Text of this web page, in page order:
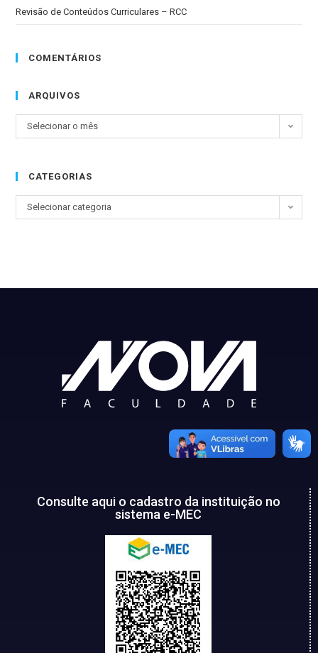
Revisão de Conteúdos Curriculares – RCC
COMENTÁRIOS
ARQUIVOS
Selecionar o mês
CATEGORIAS
Selecionar categoria
Consulte aqui o cadastro da instituição no
sistema e-MEC